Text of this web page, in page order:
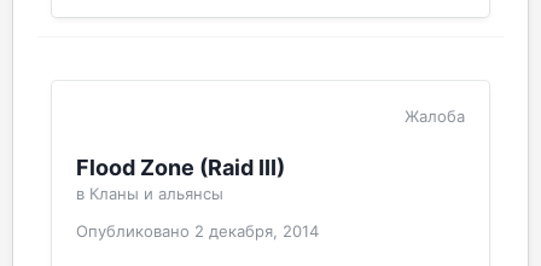
Жалоба
Flood Zone (Raid III)
в Кланы и альянсы
Опубликовано 2 декабря, 2014